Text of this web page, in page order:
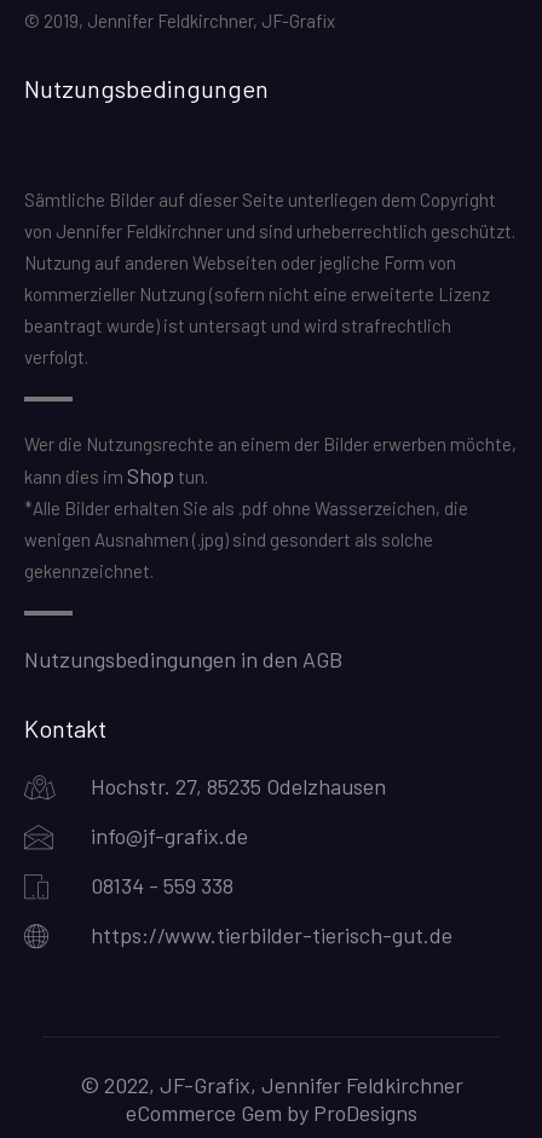
© 2019, Jennifer Feldkirchner, JF-Grafix
Nutzungsbedingungen
Sämtliche Bilder auf dieser Seite unterliegen dem Copyright
von Jennifer Feldkirchner und sind urheberrechtlich geschützt.
Nutzung auf anderen Webseiten oder jegliche Form von
kommerzieller Nutzung (sofern nicht eine erweiterte Lizenz
beantragt wurde) ist untersagt und wird strafrechtlich
verfolgt.
Wer die Nutzungsrechte an einem der Bilder erwerben möchte,
kann dies im Shop tun.
*Alle Bilder erhalten Sie als .pdf ohne Wasserzeichen, die
wenigen Ausnahmen (.jpg) sind gesondert als solche
gekennzeichnet.
Nutzungsbedingungen in den AGB
Kontakt
Hochstr. 27, 85235 Odelzhausen
info@jf-grafix.de
08134 - 559 338
https://www.tierbilder-tierisch-gut.de
© 2022, JF-Grafix, Jennifer Feldkirchner
eCommerce Gem by ProDesigns